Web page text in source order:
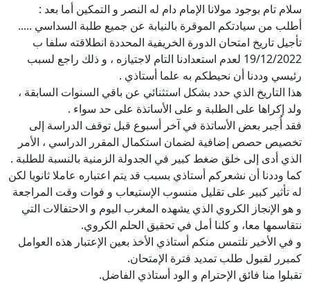
سلام تام بوجود مولانا الإمام دام له النصر و التمكين أما بعد :
أطلب من سيادتكم الموقرة بالنيابة عن جميع طلبة السداسي .....
تأجيل تاريخ امتحان الدورة الخريفية المحددة انطلاقته سلفا ب
19/12/2022 لعدم استعدادنا التام لاجتيازه ، و ذلك راجع لسبب
رئيسي وددنا أن نحيطكم به علما أستاذي .
هذا التاريخ الذي حدد بشكل استثنائي عن باقي السنوات السابقة ،
ولد إكراها على الطلبة و على الأساتذة على حد سواء .
فقد أُجبر بعض الأساتذة في آخر أسبوع قبل توقف الدراسة إلى
تخصيص حصص إضافية لضمان استكمال المقرر الدراسي ، الأمر
الذي أدى إلى خلق ضغط كبير في الجدولة الزمنية بالنسبة للطلبة .
كما وددنا أن نشعركم أستاذي بسبب قد يتم اعتباره عاملا ثانويا لكن
له تأثير كبير على تقليل منسوب الإستيعاب و فوات وقت المراجعة
و هو الإنجاز الكروي الذي يشهده المغرب اليوم و الاحتفالات التي
نتقاسمها معا، و كلنا أمل في تحقيق الحلم الكروي.
و في الأخير نلتمس منكم أستاذي الأخذ بعين الإعتبار هذه العوامل
كمبرر لقبول طلب تمديد فترة الإمتحان.
تقبلوا منا فائق الإحترام و الود أستاذي الفاضل.